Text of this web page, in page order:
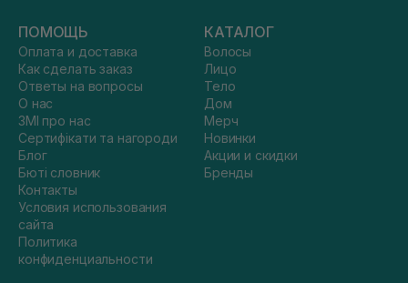
ПОМОЩЬ
Оплата и доставка
Как сделать заказ
Ответы на вопросы
О нас
ЗМІ про нас
Сертифікати та нагороди
Блог
Бюті словник
Контакты
Условия использования
сайта
Политика
конфиденциальности
КАТАЛОГ
Волосы
Лицо
Тело
Дом
Мерч
Новинки
Акции и скидки
Бренды